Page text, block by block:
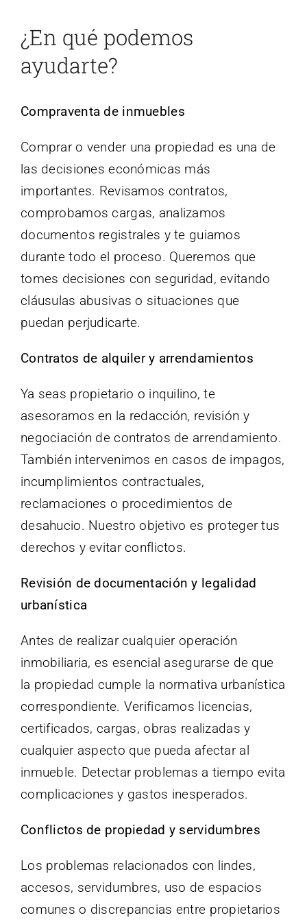
¿En qué podemos
ayudarte?
Compraventa de inmuebles
Comprar o vender una propiedad es una de
las decisiones económicas más
importantes. Revisamos contratos,
comprobamos cargas, analizamos
documentos registrales y te guiamos
durante todo el proceso. Queremos que
tomes decisiones con seguridad, evitando
cláusulas abusivas o situaciones que
puedan perjudicarte.
Contratos de alquiler y arrendamientos
Ya seas propietario o inquilino, te
asesoramos en la redacción, revisión y
negociación de contratos de arrendamiento.
También intervenimos en casos de impagos,
incumplimientos contractuales,
reclamaciones o procedimientos de
desahucio. Nuestro objetivo es proteger tus
derechos y evitar conflictos.
Revisión de documentación y legalidad
urbanística
Antes de realizar cualquier operación
inmobiliaria, es esencial asegurarse de que
la propiedad cumple la normativa urbanística
correspondiente. Verificamos licencias,
certificados, cargas, obras realizadas y
cualquier aspecto que pueda afectar al
inmueble. Detectar problemas a tiempo evita
complicaciones y gastos inesperados.
Conflictos de propiedad y servidumbres
Los problemas relacionados con lindes,
accesos, servidumbres, uso de espacios
comunes o discrepancias entre propietarios